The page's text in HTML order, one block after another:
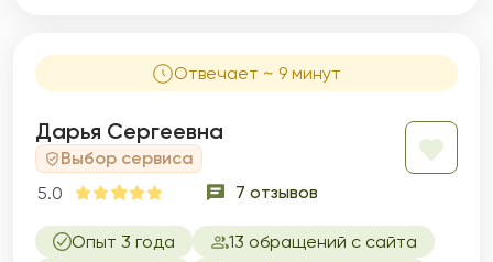
Отвечает ~ 9 минут
Дарья Сергеевна
Выбор сервиса
5.0
7 отзывов
Опыт 3 года
13 обращений с сайта